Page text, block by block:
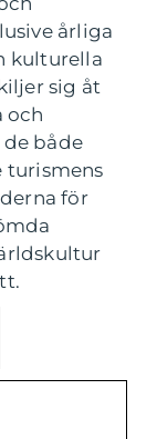
årliga
kulturella
sig åt
och
både
turismens
för